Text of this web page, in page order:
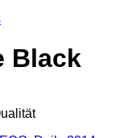
Black